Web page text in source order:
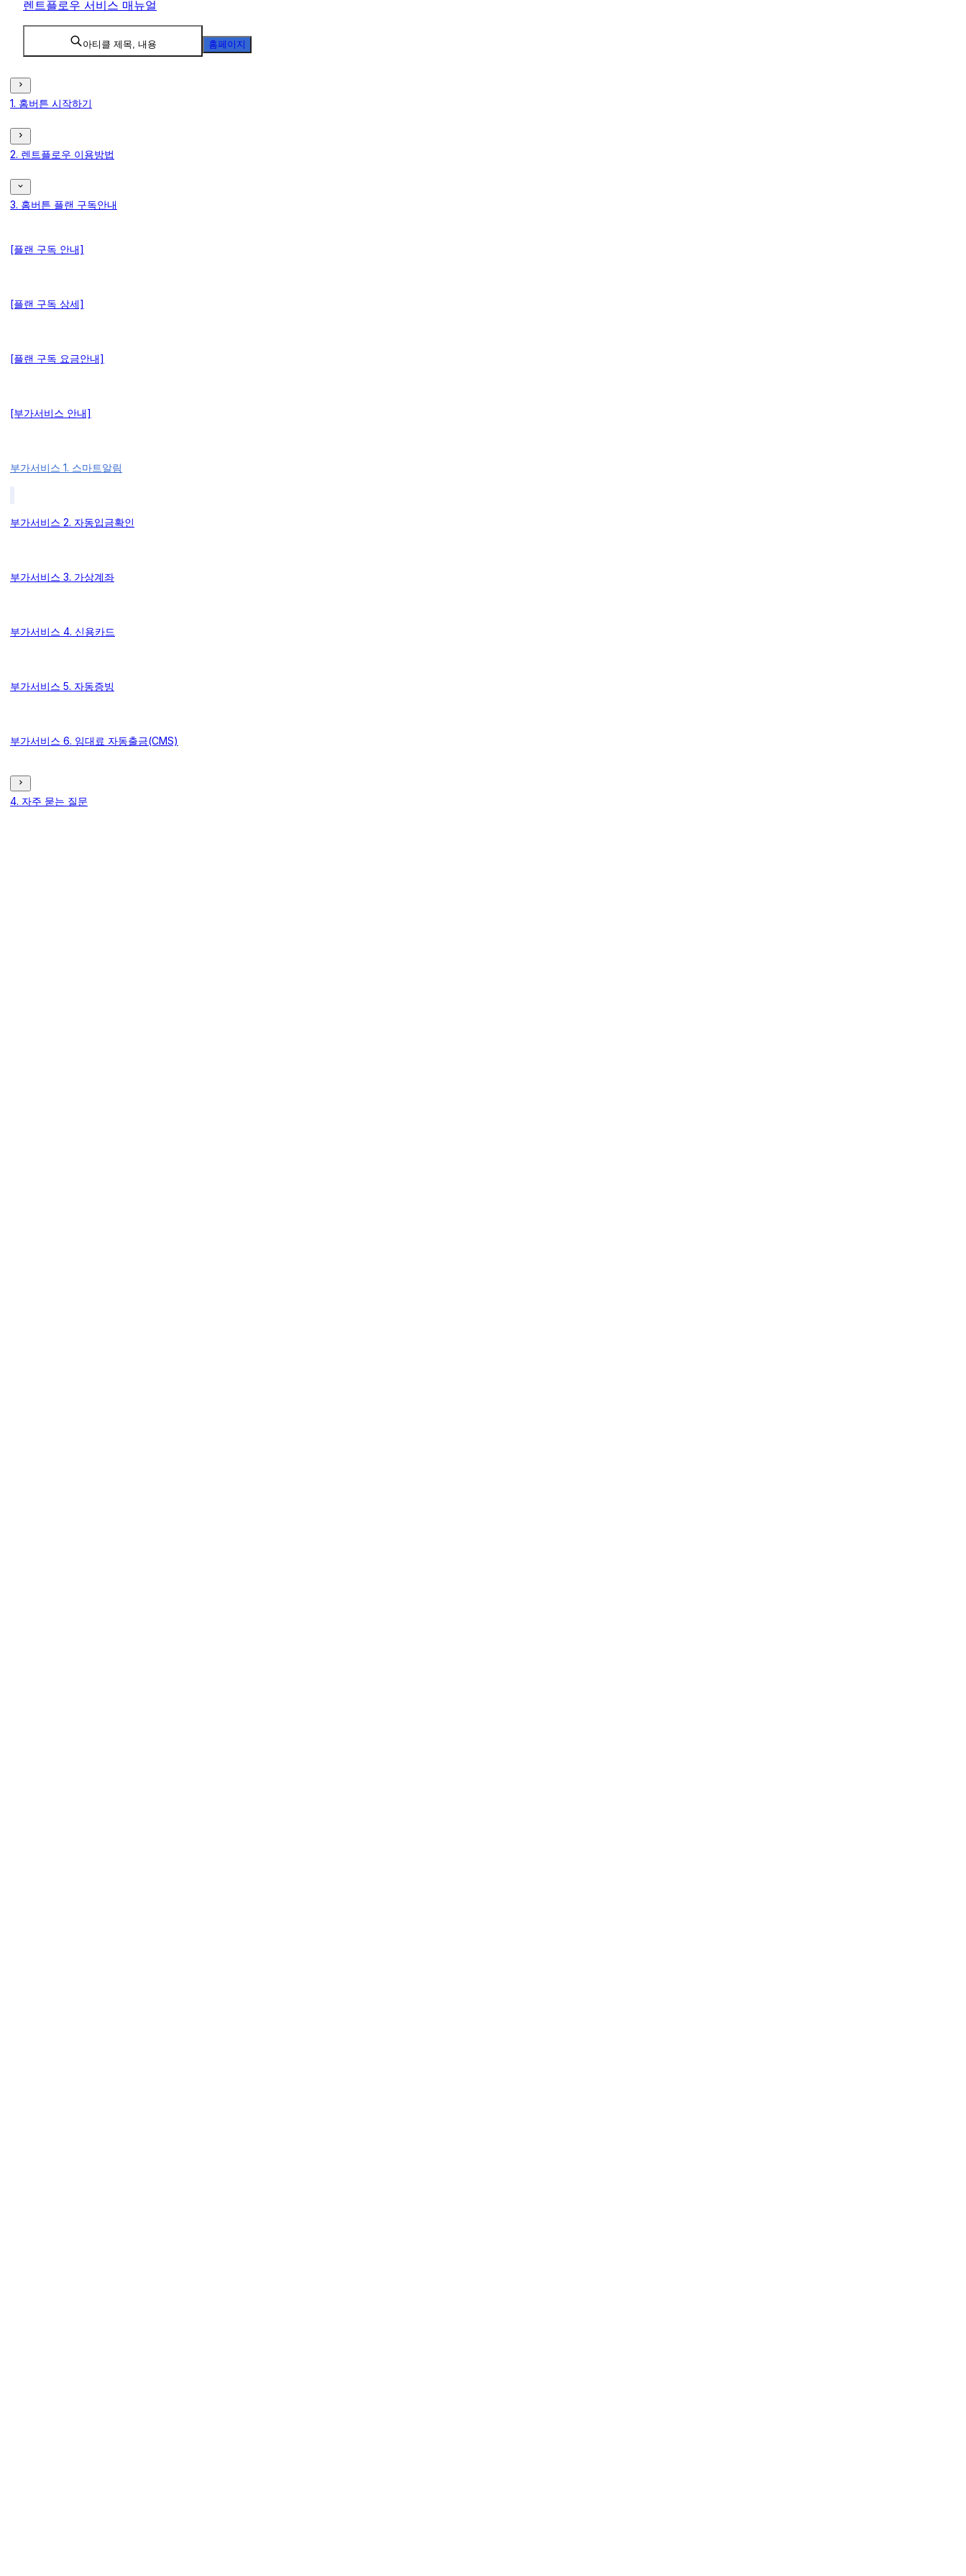
렌트플로우 서비스 매뉴얼
아티클 제목, 내용 홈페이지
1. 홈버튼 시작하기
2. 렌트플로우 이용방법
3. 홈버튼 플랜 구독안내
[플랜 구독 안내]
[플랜 구독 상세]
[플랜 구독 요금안내]
[부가서비스 안내]
부가서비스 1. 스마트알림
부가서비스 2. 자동입금확인
부가서비스 3. 가상계좌
부가서비스 4. 신용카드
부가서비스 5. 자동증빙
부가서비스 6. 임대료 자동출금(CMS)
4. 자주 묻는 질문